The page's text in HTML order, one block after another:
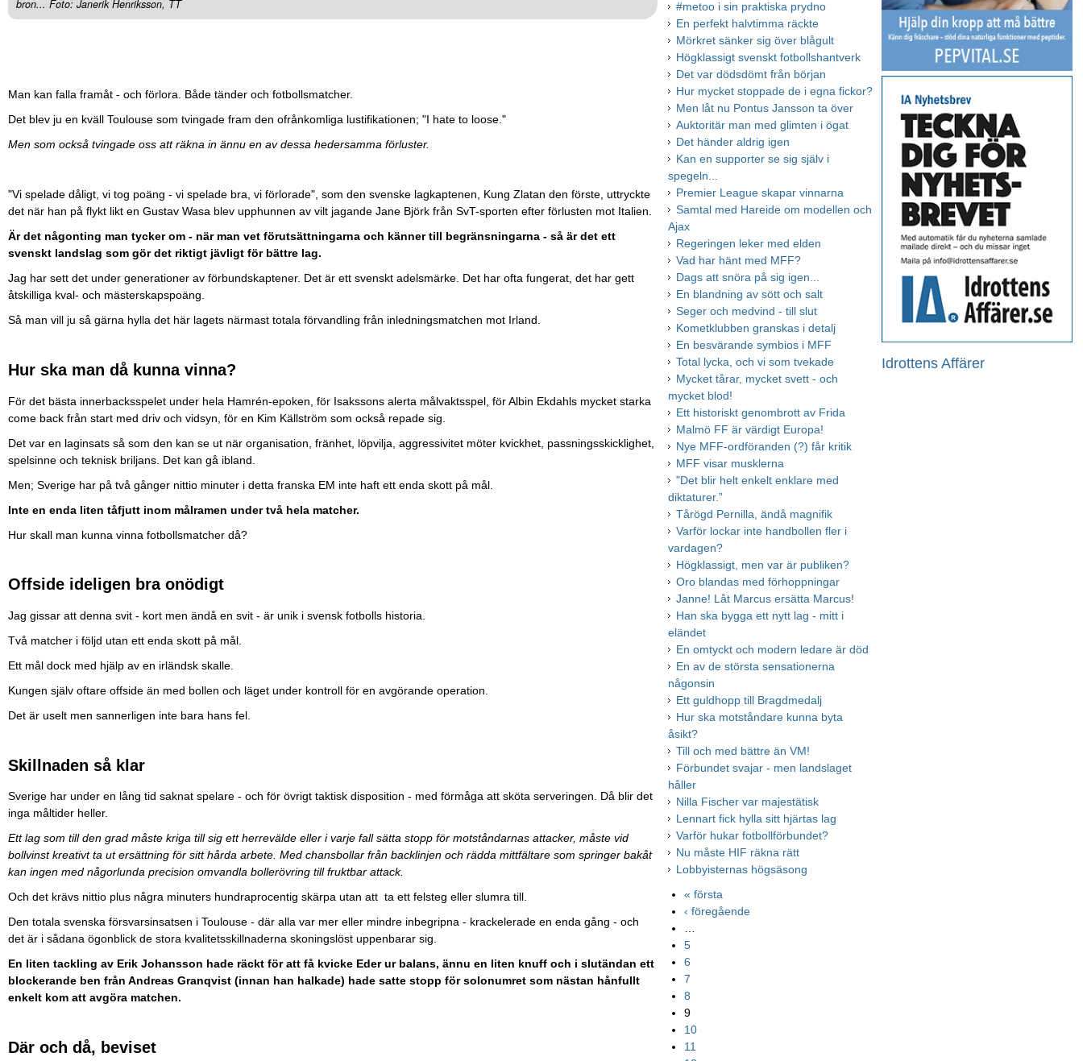
bron... Foto: Janerik Henriksson, TT
Man kan falla framåt - och förlora. Både tänder och fotbollsmatcher.
Det blev ju en kväll Toulouse som tvingade fram den ofrånkomliga lustifikationen; "I hate to loose."
Men som också tvingade oss att räkna in ännu en av dessa hedersamma förluster.
"Vi spelade dåligt, vi tog poäng - vi spelade bra, vi förlorade", som den svenske lagkaptenen, Kung Zlatan den förste, uttryckte
det när han på flykt likt en Gustav Wasa blev upphunnen av vilt jagande Jane Björk från SvT-sporten efter förlusten mot Italien.
Är det någonting man tycker om - när man vet förutsättningarna och känner till begränsningarna - så är det ett
svenskt landslag som gör det riktigt jävligt för bättre lag.
Jag har sett det under generationer av förbundskaptener. Det är ett svenskt adelsmärke. Det har ofta fungerat, det har gett
åtskilliga kval- och mästerskapspoäng.
Så man vill ju så gärna hylla det här lagets närmast totala förvandling från inledningsmatchen mot Irland.
Hur ska man då kunna vinna?
För det bästa innerbacksspelet under hela Hamrén-epoken, för Isakssons alerta målvaktsspel, för Albin Ekdahls mycket starka
come back från start med driv och vidsyn, för en Kim Källström som också repade sig.
Det var en laginsats så som den kan se ut när organisation, fränhet, löpvilja, aggressivitet möter kvickhet, passningsskicklighet,
spelsinne och teknisk briljans. Det kan gå ibland.
Men; Sverige har på två gånger nittio minuter i detta franska EM inte haft ett enda skott på mål.
Inte en enda liten tåfjutt inom målramen under två hela matcher.
Hur skall man kunna vinna fotbollsmatcher då?
Offside ideligen bra onödigt
Jag gissar att denna svit - kort men ändå en svit - är unik i svensk fotbolls historia.
Två matcher i följd utan ett enda skott på mål.
Ett mål dock med hjälp av en irländsk skalle.
Kungen själv oftare offside än med bollen och läget under kontroll för en avgörande operation.
Det är uselt men sannerligen inte bara hans fel.
Skillnaden så klar
Sverige har under en lång tid saknat spelare - och för övrigt taktisk disposition - med förmåga att sköta serveringen. Då blir det
inga måltider heller.
Ett lag som till den grad måste kriga till sig ett herrevälde eller i varje fall sätta stopp för motståndarnas attacker, måste vid
bollvinst kreativt ta ut ersättning för sitt hårda arbete. Med chansbollar från backlinjen och rädda mittfältare som springer bakåt
kan ingen med någorlunda precision omvandla bollerövring till fruktbar attack.
Och det krävs nittio plus några minuters hundraprocentig skärpa utan att ta ett felsteg eller slumra till.
Den totala svenska försvarsinsatsen i Toulouse - där alla var mer eller mindre inbegripna - krackelerade en enda gång - och
det är i sådana ögonblick de stora kvalitetsskillnaderna skoningslöst uppenbarar sig.
En liten tackling av Erik Johansson hade räckt för att få kvicke Eder ur balans, ännu en liten knuff och i slutändan ett
blockerande ben från Andreas Granqvist (innan han halkade) hade satte stopp för solonumret som nästan hånfullt
enkelt kom att avgöra matchen.
Där och då, beviset
Idrottens Affärer
#metoo i sin praktiska prydno
En perfekt halvtimma räckte
Mörkret sänker sig över blågult
Högklassigt svenskt fotbollshantverk
Det var dödsdömt från början
Hur mycket stoppade de i egna fickor?
Men låt nu Pontus Jansson ta över
Auktoritär man med glimten i ögat
Det händer aldrig igen
Kan en supporter se sig själv i
spegeln...
Premier League skapar vinnarna
Samtal med Hareide om modellen och
Ajax
Regeringen leker med elden
Vad har hänt med MFF?
Dags att snöra på sig igen...
En blandning av sött och salt
Seger och medvind - till slut
Kometklubben granskas i detalj
En besvärande symbios i MFF
Total lycka, och vi som tvekade
Mycket tårar, mycket svett - och
mycket blod!
Ett historiskt genombrott av Frida
Malmö FF är värdigt Europa!
Nye MFF-ordföranden (?) får kritik
MFF visar musklerna
"Det blir helt enkelt enklare med
diktaturer.”
Tårögd Pernilla, ändå magnifik
Varför lockar inte handbollen fler i
vardagen?
Högklassigt, men var är publiken?
Oro blandas med förhoppningar
Janne! Låt Marcus ersätta Marcus!
Han ska bygga ett nytt lag - mitt i
eländet
En omtyckt och modern ledare är död
En av de största sensationerna
någonsin
Ett guldhopp till Bragdmedalj
Hur ska motståndare kunna byta
åsikt?
Till och med bättre än VM!
Förbundet svajar - men landslaget
håller
Nilla Fischer var majestätisk
Lennart fick hylla sitt hjärtas lag
Varför hukar fotbollförbundet?
Nu måste HIF räkna rätt
Lobbyisternas högsäsong
« första
‹ föregående
…
5
6
7
8
9
10
11